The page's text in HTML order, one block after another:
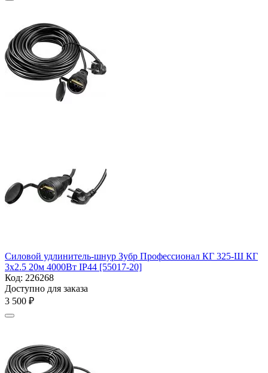
Силовой удлинитель-шнур Зубр Профессионал КГ 325-Ш КГ
3х2.5 20м 4000Вт IP44 [55017-20]
Код: 226268
Доступно для заказа
3 500 ₽